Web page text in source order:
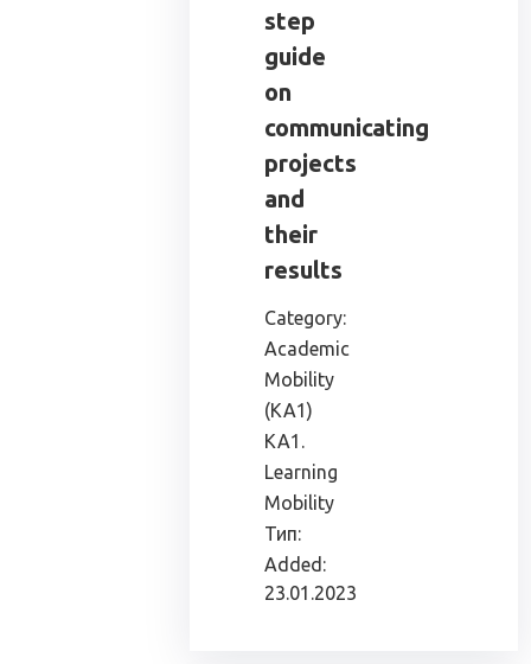
step
guide
on
communicating
projects
and
their
results
Category:
Academic
Mobility
(KA1)
KA1.
Learning
Mobility
Тип:
Added:
23.01.2023